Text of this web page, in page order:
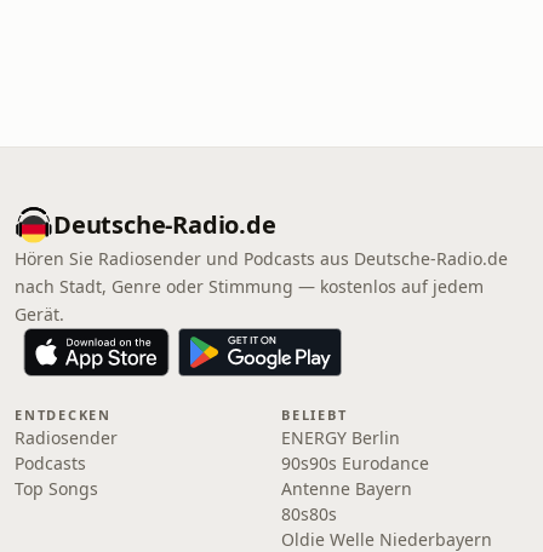
Deutsche-Radio.de
Hören Sie Radiosender und Podcasts aus Deutsche-Radio.de
nach Stadt, Genre oder Stimmung — kostenlos auf jedem
Gerät.
ENTDECKEN
Radiosender
Podcasts
Top Songs
BELIEBT
ENERGY Berlin
90s90s Eurodance
Antenne Bayern
80s80s
Oldie Welle Niederbayern